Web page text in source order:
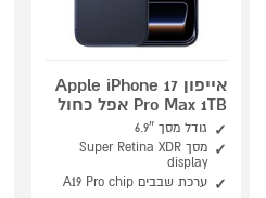
אייפון Apple iPhone 17
Pro Max 1TB אפל כחול
גודל מסך 6.9″
מסך Super Retina XDR
display
ערכת שבבים A19 Pro chip